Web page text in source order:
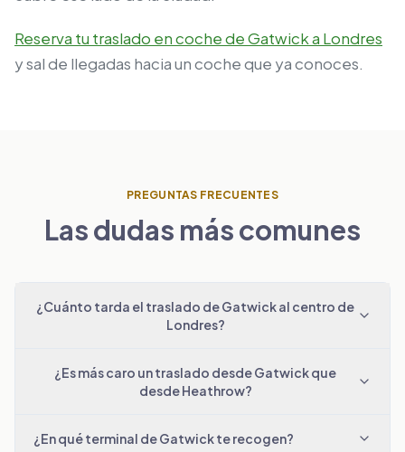
Reserva tu traslado en coche de Gatwick a Londres
y sal de llegadas hacia un coche que ya conoces.
PREGUNTAS FRECUENTES
Las dudas más comunes
¿Cuánto tarda el traslado de Gatwick al centro de
Londres?
¿Es más caro un traslado desde Gatwick que
desde Heathrow?
¿En qué terminal de Gatwick te recogen?